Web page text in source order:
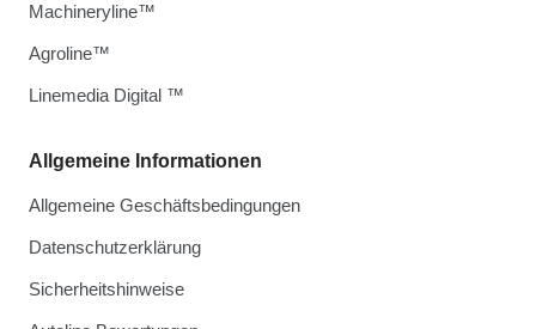
Allgemeine Informationen
Allgemeine Geschäftsbedingungen
Datenschutzerklärung
Sicherheitshinweise
Machineryline™
Agroline™
Linemedia Digital ™